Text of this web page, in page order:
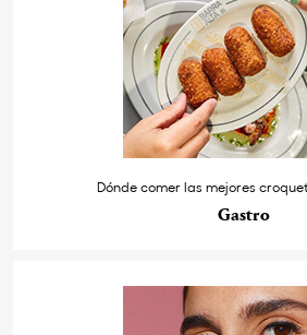
Dónde comer las mejores
Gastro